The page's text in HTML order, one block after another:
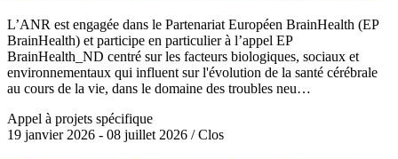
L’ANR est engagée dans le Partenariat Européen BrainHealth (EP
BrainHealth) et participe en particulier à l’appel EP
BrainHealth_ND centré sur les facteurs biologiques, sociaux et
environnementaux qui influent sur l'évolution de la santé cérébrale
au cours de la vie, dans le domaine des troubles neu…
Appel à projets spécifique
19 janvier 2026 - 08 juillet 2026 / Clos